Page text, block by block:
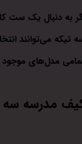
به دنبال یک ست
تیکه می‌توانند
مدل‌های موجود
مدرسه